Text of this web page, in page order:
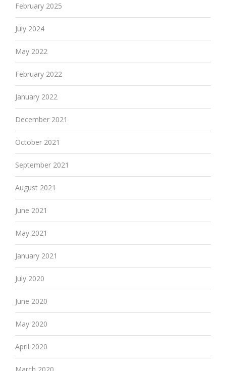
February 2025
July 2024
May 2022
February 2022
January 2022
December 2021
October 2021
September 2021
August 2021
June 2021
May 2021
January 2021
July 2020
June 2020
May 2020
April 2020